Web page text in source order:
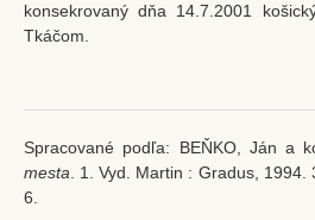
konsekrovaný dňa 14.7.2001
Tkáčom.
Spracované podľa: BEŇKO, Ján a
mesta. 1. Vyd. Martin : Gradus, 1994.
6.